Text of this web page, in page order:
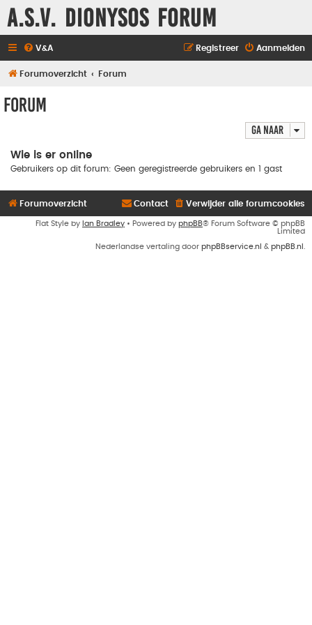
A.S.V. Dionysos Forum
V&A Aanmelden
Registreer
Forumoverzicht Forum
Forum
Ga naar
Wie is er online
Gebruikers op dit forum: Geen geregistreerde gebruikers en 1 gast
Forumoverzicht Verwijder alle forumcookies
Contact
Flat Style by Ian Bradley • Powered by phpBB® Forum Software © phpBB
Limited
Nederlandse vertaling door phpBBservice.nl & phpBB.nl .